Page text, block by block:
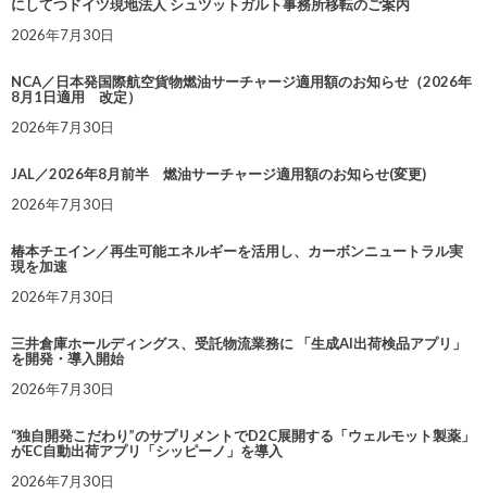
にしてつドイツ現地法人 シュツットガルト事務所移転のご案内
2026年7月30日
NCA／日本発国際航空貨物燃油サーチャージ適用額のお知らせ（2026年
8月1日適用 改定）
2026年7月30日
JAL／2026年8月前半 燃油サーチャージ適用額のお知らせ(変更)
2026年7月30日
椿本チエイン／再生可能エネルギーを活用し、カーボンニュートラル実
現を加速
2026年7月30日
三井倉庫ホールディングス、受託物流業務に 「生成AI出荷検品アプリ」
を開発・導入開始
2026年7月30日
“独自開発こだわり”のサプリメントでD2C展開する「ウェルモット製薬」
がEC自動出荷アプリ「シッピーノ」を導入
2026年7月30日